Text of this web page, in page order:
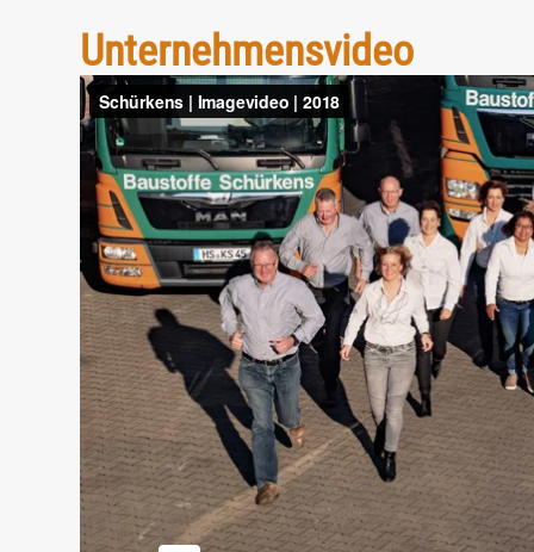
Unternehmensvideo